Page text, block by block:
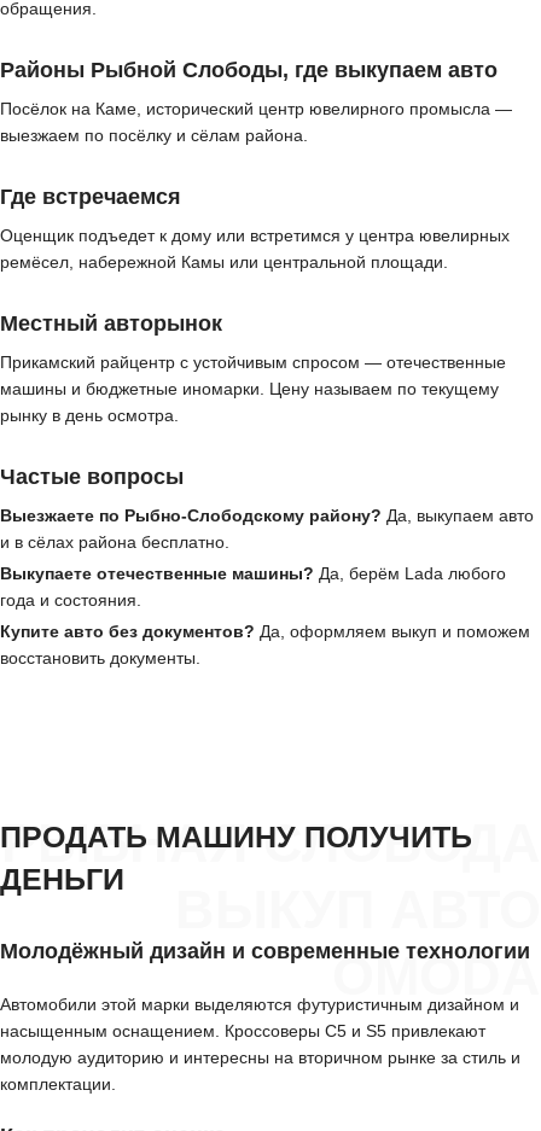
обращения.
Районы Рыбной Слободы, где выкупаем авто
Посёлок на Каме, исторический центр ювелирного промысла —
выезжаем по посёлку и сёлам района.
Где встречаемся
Оценщик подъедет к дому или встретимся у центра ювелирных
ремёсел, набережной Камы или центральной площади.
Местный авторынок
Прикамский райцентр с устойчивым спросом — отечественные
машины и бюджетные иномарки. Цену называем по текущему
рынку в день осмотра.
Частые вопросы
Выезжаете по Рыбно-Слободскому району? Да, выкупаем авто
и в сёлах района бесплатно.
Выкупаете отечественные машины? Да, берём Lada любого
года и состояния.
Купите авто без документов? Да, оформляем выкуп и поможем
восстановить документы.
РЫБНАЯ СЛОБОДА
OMODA
ПРОДАТЬ МАШИНУ ПОЛУЧИТЬ
ДЕНЬГИ
Молодёжный дизайн и современные технологии
Автомобили этой марки выделяются футуристичным дизайном и
насыщенным оснащением. Кроссоверы C5 и S5 привлекают
молодую аудиторию и интересны на вторичном рынке за стиль и
комплектации.